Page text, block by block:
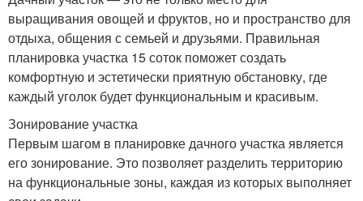
выращивания овощей и фруктов, но и пространство для
отдыха, общения с семьей и друзьями. Правильная
планировка участка 15 соток поможет создать
комфортную и эстетически приятную обстановку, где
каждый уголок будет функциональным и красивым.
Зонирование участка
Первым шагом в планировке дачного участка является
его зонирование. Это позволяет разделить территорию
на функциональные зоны, каждая из которых выполняет